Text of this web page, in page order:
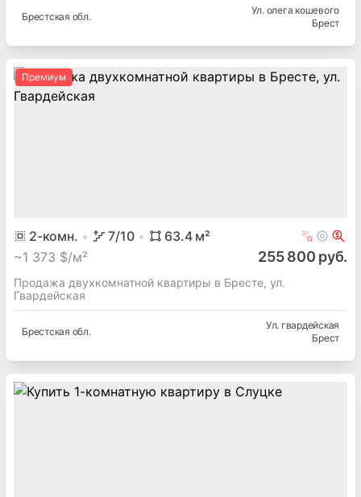
Брестская обл.
Ул. олега кошевого
Брест
Премиум
2-комн. 7/10 63.4м²
~1 373 $/м² 255 800 руб.
Продажа двухкомнатной квартиры в Бресте, ул.
Гвардейская
Брестская обл.
Ул. гвардейская
Брест